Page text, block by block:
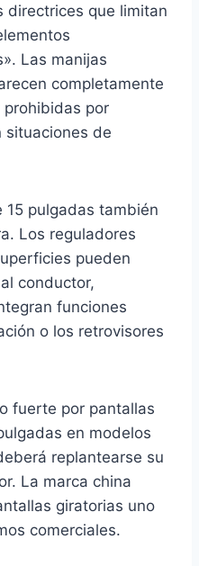
directrices que limitan
Las manijas
completamente
prohibidas por
situaciones de
pulgadas también
Los reguladores
pueden
conductor,
funciones
o los retrovisores
fuerte por pantallas
en modelos
replantearse su
La marca china
giratorias uno
comerciales.